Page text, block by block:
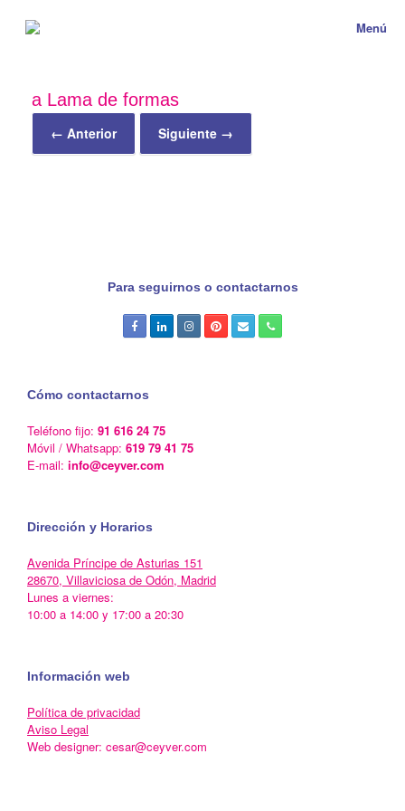
Menú
a Lama de formas
← Anterior Siguiente →
Para seguirnos o contactarnos
Cómo contactarnos
Teléfono fijo: 91 616 24 75
Móvil / Whatsapp: 619 79 41 75
E-mail: info@ceyver.com
Dirección y Horarios
Avenida Príncipe de Asturias 151
28670, Villaviciosa de Odón, Madrid
Lunes a viernes:
10:00 a 14:00 y 17:00 a 20:30
Información web
Política de privacidad
Aviso Legal
Web designer: cesar@ceyver.com